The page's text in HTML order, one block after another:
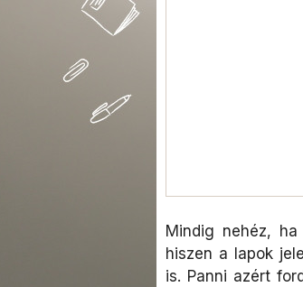
Mindig nehéz,
hiszen a lapok
is. Panni azért